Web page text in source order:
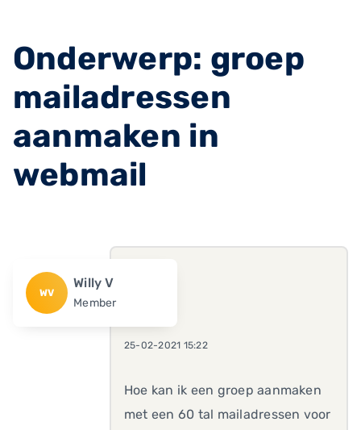
Onderwerp: groep
mailadressen
aanmaken in
webmail
WV
Willy V
Member
25-02-2021 15:22
Hoe kan ik een groep aanmaken
met een 60 tal mailadressen voor